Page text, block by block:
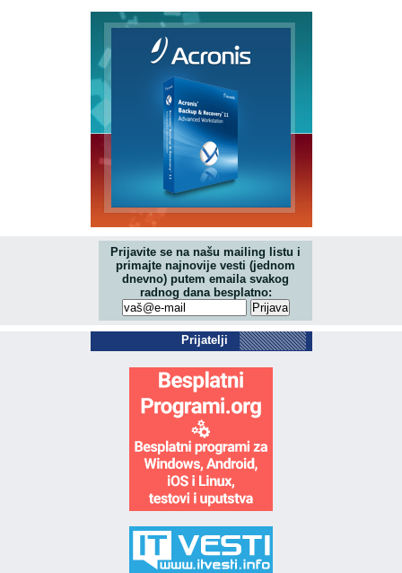
Prijavite se na našu mailing listu i
primajte najnovije vesti (jednom
dnevno) putem emaila svakog
radnog dana besplatno:
Prijatelji